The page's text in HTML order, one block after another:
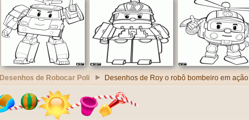
Desenhos de Robocar Poli Desenhos de Roy o robô bombeiro em ação